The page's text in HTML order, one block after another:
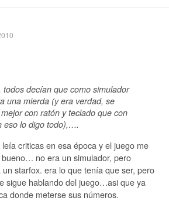
todos decían que como simulador
una mierda (y era verdad, se
con ratón y teclado que con
eso lo digo todo),….
criticas en esa época y el juego me
no era un simulador, pero
starfox. era lo que tenía que ser, pero
sigue hablando del juego…asi que ya
donde meterse sus números.